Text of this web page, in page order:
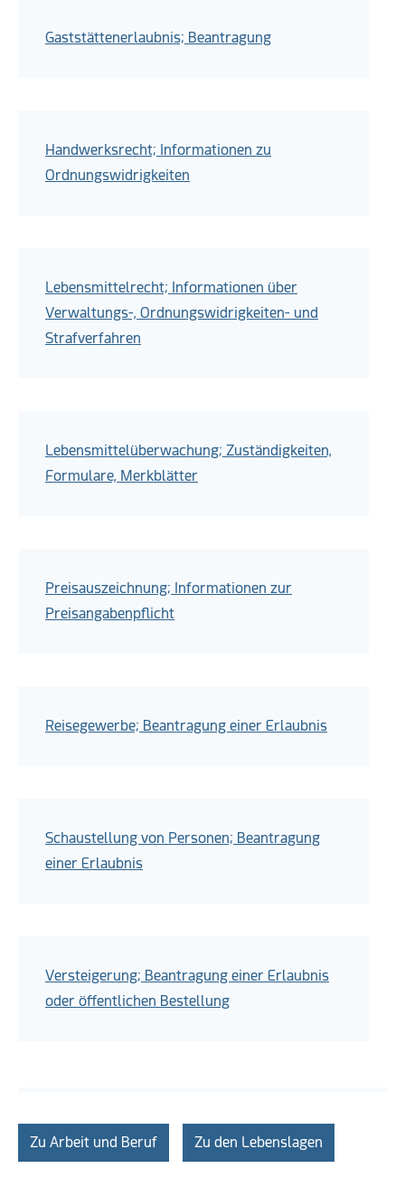
Gaststättenerlaubnis; Beantragung
Handwerksrecht; Informationen zu
Ordnungswidrigkeiten
Lebensmittelrecht; Informationen über
Verwaltungs-, Ordnungswidrigkeiten- und
Strafverfahren
Lebensmittelüberwachung; Zuständigkeiten,
Formulare, Merkblätter
Preisauszeichnung; Informationen zur
Preisangabenpflicht
Reisegewerbe; Beantragung einer Erlaubnis
Schaustellung von Personen; Beantragung
einer Erlaubnis
Versteigerung; Beantragung einer Erlaubnis
oder öffentlichen Bestellung
Zu Arbeit und Beruf Zu den Lebenslagen